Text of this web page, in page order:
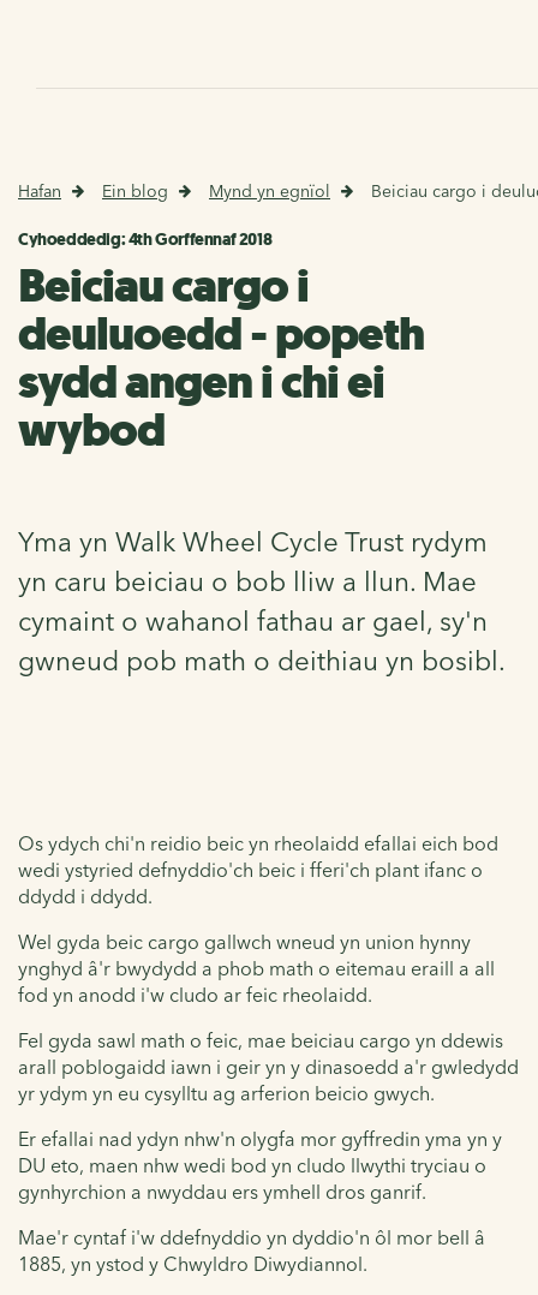
Hafan Ein blog Mynd yn egnïol Beiciau cargo i
Cyhoeddedig: 4th Gorffennaf 2018
Beiciau cargo i
deuluoedd - popeth
sydd angen i chi ei
wybod
Yma yn Walk Wheel Cycle Trust rydym
yn caru beiciau o bob lliw a llun. Mae
cymaint o wahanol fathau ar gael, sy'n
gwneud pob math o deithiau yn bosibl.
Os ydych chi'n reidio beic yn rheolaidd efallai eich bod
wedi ystyried defnyddio'ch beic i fferi'ch plant ifanc o
ddydd i ddydd.
Wel gyda beic cargo gallwch wneud yn union hynny
ynghyd â'r bwydydd a phob math o eitemau eraill a all
fod yn anodd i'w cludo ar feic rheolaidd.
Fel gyda sawl math o feic, mae beiciau cargo yn ddewis
arall poblogaidd iawn i geir yn y dinasoedd a'r gwledydd
yr ydym yn eu cysylltu ag arferion beicio gwych.
Er efallai nad ydyn nhw'n olygfa mor gyffredin yma yn y
DU eto, maen nhw wedi bod yn cludo llwythi tryciau o
gynhyrchion a nwyddau ers ymhell dros ganrif.
Mae'r cyntaf i'w ddefnyddio yn dyddio'n ôl mor bell â
1885, yn ystod y Chwyldro Diwydiannol.